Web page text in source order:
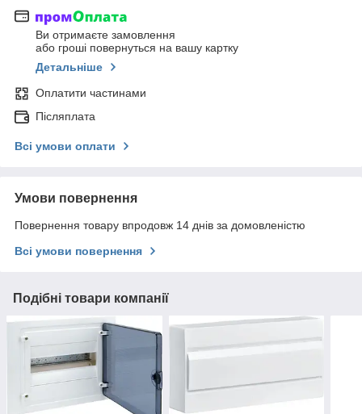
Ви отримаєте замовлення
або гроші повернуться на вашу картку
Детальніше
Оплатити частинами
Післяплата
Всі умови оплати
Умови повернення
Повернення товару впродовж 14 днів за домовленістю
Всі умови повернення
Подібні товари компанії